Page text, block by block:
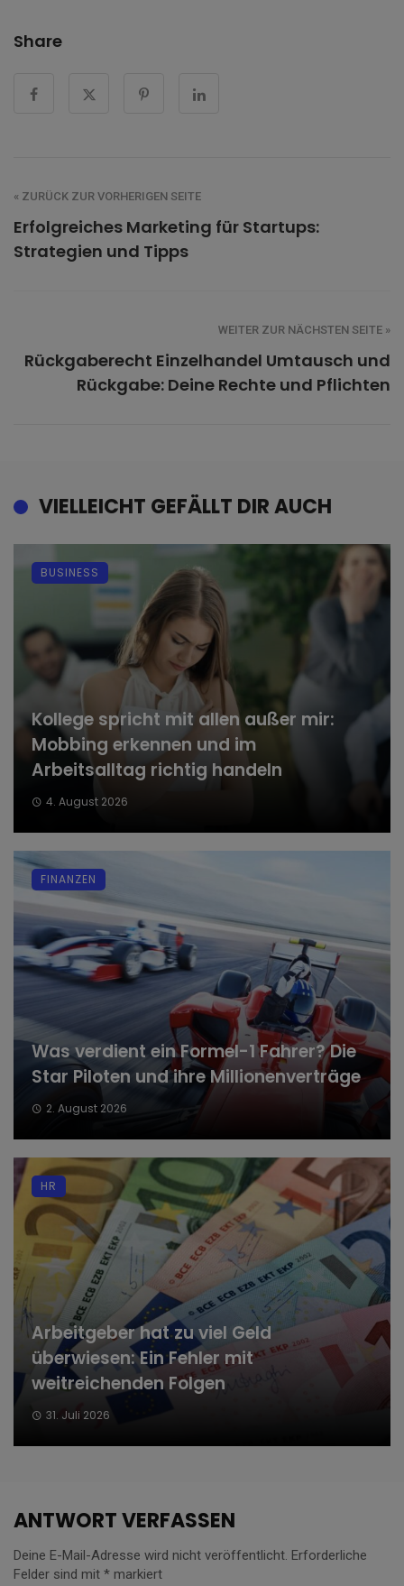
Share
« ZURÜCK ZUR VORHERIGEN SEITE
Erfolgreiches Marketing für Startups:
Strategien und Tipps
WEITER ZUR NÄCHSTEN SEITE »
Rückgaberecht Einzelhandel Umtausch und
Rückgabe: Deine Rechte und Pflichten
VIELLEICHT GEFÄLLT DIR AUCH
Kollege spricht mit allen außer mir:
Mobbing erkennen und im
Arbeitsalltag richtig handeln
4. August 2026
BUSINESS
Was verdient ein Formel-1 Fahrer? Die
Star Piloten und ihre Millionenverträge
2. August 2026
FINANZEN
Arbeitgeber hat zu viel Geld
überwiesen: Ein Fehler mit
weitreichenden Folgen
31. Juli 2026
HR
ANTWORT VERFASSEN
Deine E-Mail-Adresse wird nicht veröffentlicht. Erforderliche
Felder sind mit * markiert